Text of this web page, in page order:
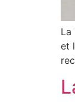
La
et